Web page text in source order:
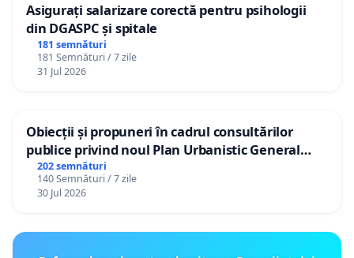
Asigurați salarizare corectă pentru psihologii
din DGASPC și spitale
181 semnături
181 Semnături / 7 zile
31 Jul 2026
Obiecții și propuneri în cadrul consultărilor
publice privind noul Plan Urbanistic General
(PUG) Ialoveni
202 semnături
140 Semnături / 7 zile
30 Jul 2026